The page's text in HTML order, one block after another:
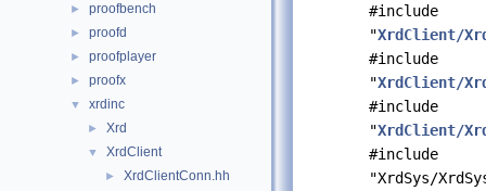
► proofbench
► proofd
► proofplayer
► proofx
▼ xrdinc
► Xrd
▼ XrdClient
► XrdClientConn.hh
#include
"XrdClient/
#include
"XrdClient/
#include
"XrdClient/
#include
"XrdSys/